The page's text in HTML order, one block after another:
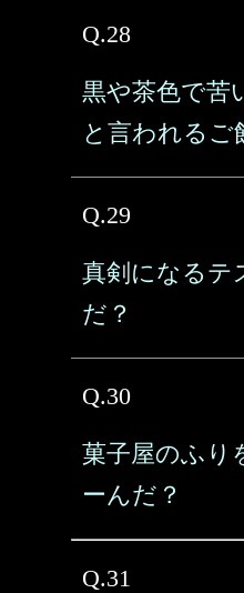
Q.28
黒や茶色で苦
と言われるご
Q.29
真剣になるテ
だ？
Q.30
菓子屋のふり
ーんだ？
Q.31